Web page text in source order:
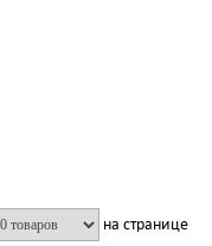
на странице